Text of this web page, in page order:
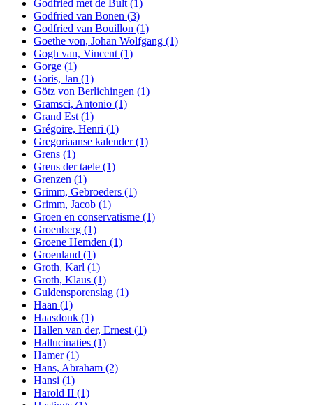
Godfried met de Bult (1)
Godfried van Bonen (3)
Godfried van Bouillon (1)
Goethe von, Johan Wolfgang (1)
Gogh van, Vincent (1)
Gorge (1)
Goris, Jan (1)
Götz von Berlichingen (1)
Gramsci, Antonio (1)
Grand Est (1)
Grégoire, Henri (1)
Gregoriaanse kalender(1)
Grens (1)
Grens der taele (1)
Grenzen (1)
Grimm, Gebroeders (1)
Grimm, Jacob (1)
Groen en conservatisme (1)
Groenberg (1)
Groene Hemden (1)
Groenland (1)
Groth, Karl (1)
Groth, Klaus (1)
Guldensporenslag (1)
Haan (1)
Haasdonk (1)
Hallen van der, Ernest (1)
Hallucinaties (1)
Hamer(1)
Hans, Abraham (2)
Hansi (1)
Harold II (1)